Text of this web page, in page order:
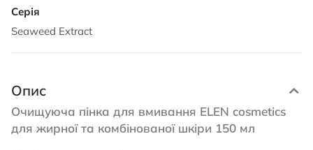
Seaweed Extract
Опис
Очищуюча пінка для вмивання ELEN cosmetics
для жирної та комбінованої шкіри 150 мл